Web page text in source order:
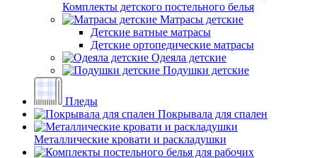
Комплекты детского постельного белья
Матрасы детские
Детские ватные матрасы
Детские ортопедические матрасы
Одеяла детские
Подушки детские
Пледы
Покрывала для спален
Металлические кровати и раскладушки